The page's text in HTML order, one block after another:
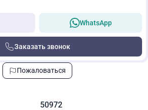
WhatsApp
Заказать звонок
Пожаловаться
50972